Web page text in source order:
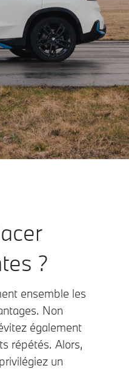
?
ensemble les
Non
également
répétés. Alors,
un